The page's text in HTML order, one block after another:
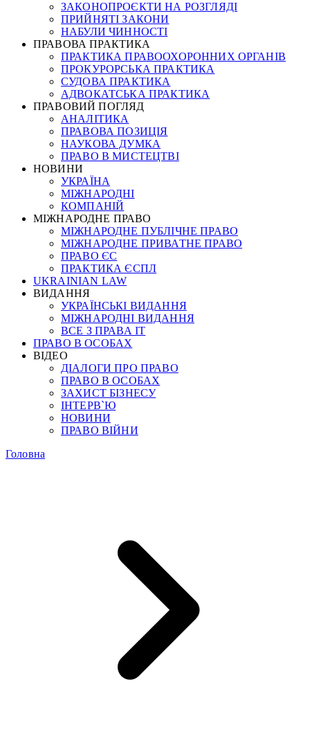
ЗАКОНОПРОЄКТИ НА РОЗГЛЯДІ
ПРИЙНЯТІ ЗАКОНИ
НАБУЛИ ЧИННОСТІ
ПРАВОВА ПРАКТИКА
ПРАКТИКА ПРАВООХОРОННИХ ОРГАНІВ
ПРОКУРОРСЬКА ПРАКТИКА
СУДОВА ПРАКТИКА
АДВОКАТСЬКА ПРАКТИКА
ПРАВОВИЙ ПОГЛЯД
АНАЛІТИКА
ПРАВОВА ПОЗИЦІЯ
НАУКОВА ДУМКА
ПРАВО В МИСТЕЦТВІ
НОВИНИ
УКРАЇНА
МІЖНАРОДНІ
КОМПАНІЙ
МІЖНАРОДНЕ ПРАВО
МІЖНАРОДНЕ ПУБЛІЧНЕ ПРАВО
МІЖНАРОДНЕ ПРИВАТНЕ ПРАВО
ПРАВО ЄС
ПРАКТИКА ЄСПЛ
UKRAINIAN LAW
ВИДАННЯ
УКРАЇНСЬКІ ВИДАННЯ
МІЖНАРОДНІ ВИДАННЯ
ВСЕ З ПРАВА ІТ
ПРАВО В ОСОБАХ
ВІДЕО
ДІАЛОГИ ПРО ПРАВО
ПРАВО В ОСОБАХ
ЗАХИСТ БІЗНЕСУ
ІНТЕРВ`Ю
НОВИНИ
ПРАВО ВІЙНИ
Головна